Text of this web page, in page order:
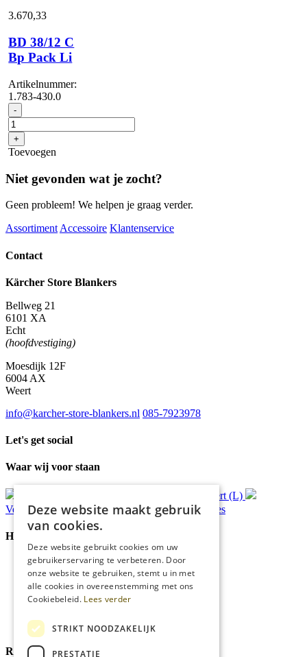
3.670,33
BD 38/12 C
Bp Pack Li
Artikelnummer:
1.783-430.0
- BD
38/12
C
Bp
Pack
aantal
+
Toevoegen
Niet gevonden wat je zocht?
Geen probleem! We helpen je graag verder.
Assortiment Accessoire Klantenservice
Contact
Kärcher Store Blankers
Bellweg 21
6101 XA
Echt
(hoofdvestiging)
Moesdijk 12F
6004 AX
Weert
info@karcher-store-blankers.nl 085-7923978
Let's get social
Waar wij voor staan
Ophalen in Echt of Weert (L)
Verzondenbinnen 48 uur* Persoonlijk advies
Handige Links
Home
Klantenservice
Over ons
Blog
Cookies
Reviewmerk
Deze website maakt gebruik
van cookies.
Deze website gebruikt cookies om uw
gebruikerservaring te verbeteren. Door
onze website te gebruiken, stemt u in met
alle cookies in overeenstemming met ons
Cookiebeleid. Lees verder
STRIKT NOODZAKELIJK
PRESTATIE